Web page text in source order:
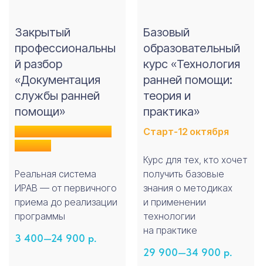
Закрытый
профессиональны
й разбор
«Документация
службы ранней
помощи»
Старт - сразу после
оплаты
Реальная система
ИРАВ — от первичного
приема до реализации
программы
3 400—24 900 р.
Базовый
образовательный
курс «Технология
ранней помощи:
теория и
практика»
Старт-12 октября
Курс для тех, кто хочет
получить базовые
знания о методиках
и применении
технологии
на практике
29 900—34 900 р.